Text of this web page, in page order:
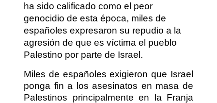
ha sido calificado como el peor
genocidio de esta época, miles de
españoles expresaron su repudio a la
agresión de que es víctima el pueblo
Palestino por parte de Israel.
Miles de españoles exigieron que Israel
ponga fin a los asesinatos en masa de
Palestinos principalmente en la Franja